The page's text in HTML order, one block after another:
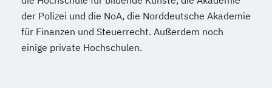
der Polizei und die NoA, die Norddeutsche Akademie
für Finanzen und Steuerrecht. Außerdem noch
einige private Hochschulen.